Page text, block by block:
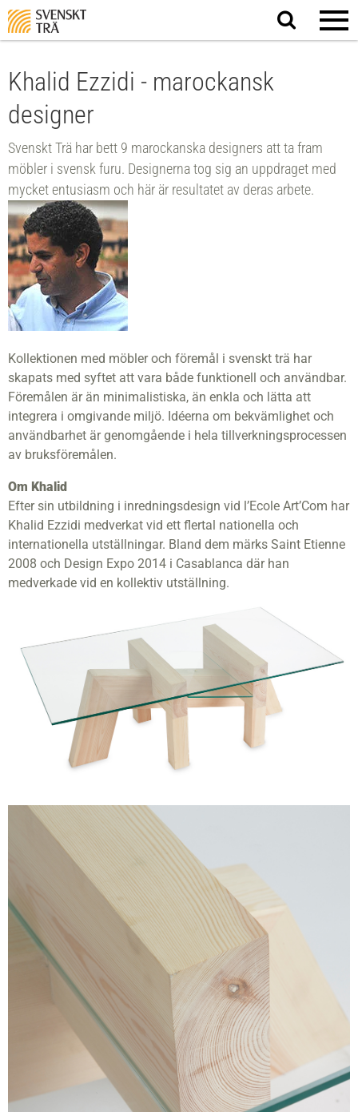
Sök
på
Khalid Ezzidi - marockansk
designer
Svenskt Trä har bett 9 marockanska designers att ta fram
möbler i svensk furu. Designerna tog sig an uppdraget med
mycket entusiasm och här är resultatet av deras arbete.
Kollektionen med möbler och föremål i svenskt trä har
skapats med syftet att vara både funktionell och användbar.
Föremålen är än minimalistiska, än enkla och lätta att
integrera i omgivande miljö. Idéerna om bekvämlighet och
användbarhet är genomgående i hela tillverkningsprocessen
av bruksföremålen.
Om Khalid
Efter sin utbildning i inredningsdesign vid l’Ecole Art’Com har
Khalid Ezzidi medverkat vid ett flertal nationella och
internationella utställningar. Bland dem märks Saint Etienne
2008 och Design Expo 2014 i Casablanca där han
medverkade vid en kollektiv utställning.